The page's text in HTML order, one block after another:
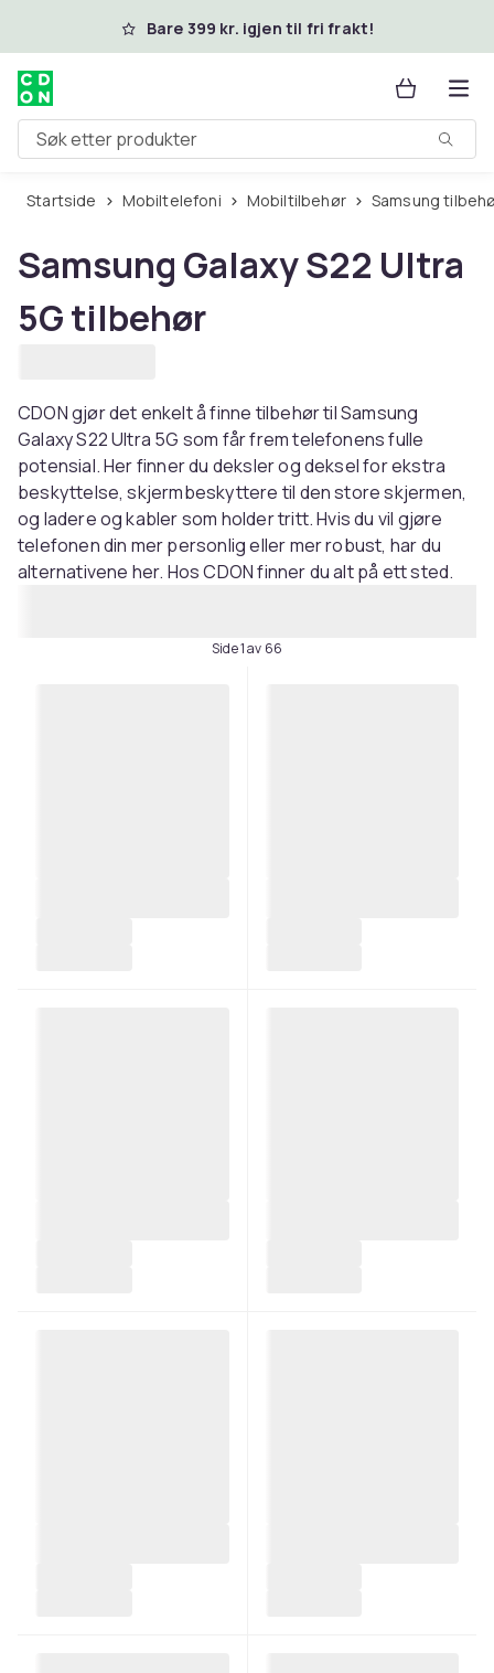
Hopp til hovedinnholdBare 399 kr. igjen til fri frakt!
Søk etter produkter
Startside Mobiltelefoni Mobiltilbehør Samsung
Samsung Galaxy S22 Ultra
5G tilbehør
CDON gjør det enkelt å finne tilbehør til Samsung
Galaxy S22 Ultra 5G som får frem telefonens fulle
potensial. Her finner du deksler og deksel for ekstra
beskyttelse, skjermbeskyttere til den store skjermen,
og ladere og kabler som holder tritt. Hvis du vil gjøre
telefonen din mer personlig eller mer robust, har du
alternativene her. Hos CDON finner du alt på ett sted.
Side 1 av 66